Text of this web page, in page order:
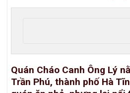
Quán Cháo Canh Ông Lý
Trần Phú, thành phố Hà